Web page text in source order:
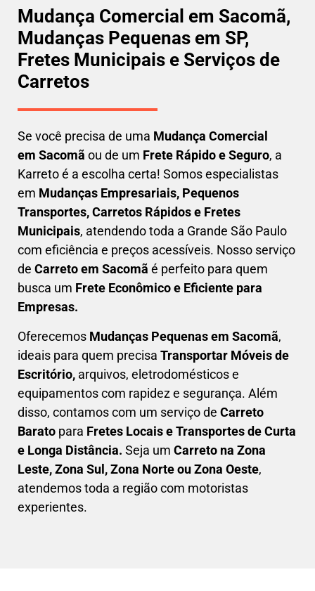
Mudança Comercial em Sacomã,
Mudanças Pequenas em SP,
Fretes Municipais e Serviços de
Carretos
Se você precisa de uma Mudança Comercial
em Sacomã ou de um Frete Rápido e Seguro, a
Karreto é a escolha certa! Somos especialistas
em Mudanças Empresariais, Pequenos
Transportes, Carretos Rápidos e Fretes
Municipais, atendendo toda a Grande São Paulo
com eficiência e preços acessíveis. Nosso serviço
de Carreto em Sacomã é perfeito para quem
busca um Frete Econômico e Eficiente para
Empresas.
Oferecemos Mudanças Pequenas em Sacomã,
ideais para quem precisa Transportar Móveis de
Escritório, arquivos, eletrodomésticos e
equipamentos com rapidez e segurança. Além
disso, contamos com um serviço de Carreto
Barato para Fretes Locais e Transportes de Curta
e Longa Distância. Seja um Carreto na Zona
Leste, Zona Sul, Zona Norte ou Zona Oeste,
atendemos toda a região com motoristas
experientes.